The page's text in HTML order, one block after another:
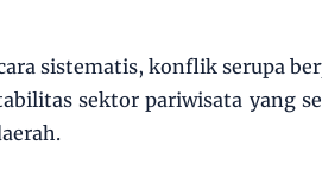
sistematis, konflik serupa
sektor pariwisata yang